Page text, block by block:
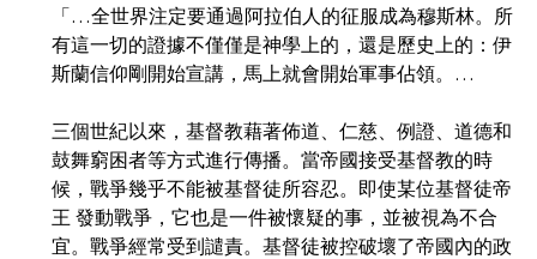
「…全世界注定要通過阿拉伯人的征服成為穆斯林。所
有這一切的證據不僅僅是神學上的，還是歷史上的：伊
斯蘭信仰剛開始宣講，馬上就會開始軍事佔領。…
三個世紀以來，基督教藉著佈道、仁慈、例證、道德和
鼓舞窮困者等方式進行傳播。當帝國接受基督教的時
候，戰爭幾乎不能被基督徒所容忍。即使某位基督徒帝
王 發動戰爭，它也是一件被懷疑的事，並被視為不合
宜。戰爭經常受到譴責。基督徒被控破壞了帝國內的政